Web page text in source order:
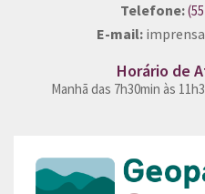
Telefone:
E-mail:
Horário de
Manhã das 7h30min às